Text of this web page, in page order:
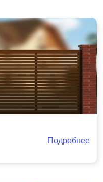
Подробнее